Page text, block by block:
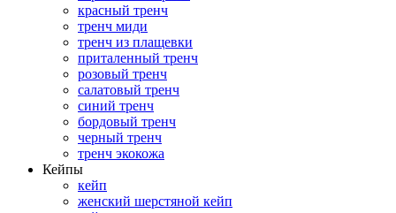
красный тренч
тренч миди
тренч из плащевки
приталенный тренч
розовый тренч
салатовый тренч
синий тренч
бордовый тренч
черный тренч
тренч экокожа
Кейпы
кейп
женский шерстяной кейп